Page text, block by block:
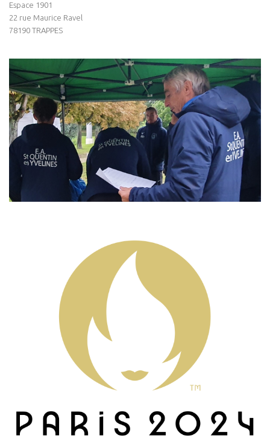
Espace 1901
22 rue Maurice Ravel
78190 TRAPPES